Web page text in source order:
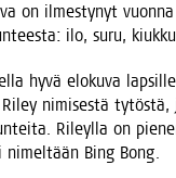
on ilmes­ty­nyt
ilo, suru,
hyvä elo­ku­va
nimi­ses­tä tytös­tä,
Rileyl­la on
nimel­tään Bing Bong.